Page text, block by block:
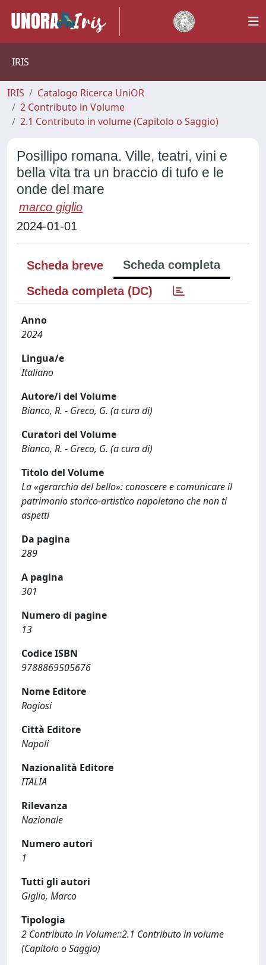
IRIS
IRIS
Catalogo Ricerca UniOR
2 Contributo in Volume
2.1 Contributo in volume (Capitolo o Saggio)
Posillipo romana. Ville, teatri, vini e
bella vita tra un braccio di tufo e le
onde del mare
marco giglio
2024-01-01
Scheda breve
Scheda completa
Scheda completa (DC)
Anno
2024
Lingua/e
Italiano
Autore/i del Volume
Bianco, R. - Greco, G. (a cura di)
Curatori del Volume
Bianco, R. - Greco, G. (a cura di)
Titolo del Volume
La «gerarchia del bello»: conoscere e comunicare il
patrimonio storico-artistico napoletano che non ti
aspetti
Da pagina
289
A pagina
301
Numero di pagine
13
Codice ISBN
9788869505676
Nome Editore
Rogiosi
Città Editore
Napoli
Nazionalità Editore
ITALIA
Rilevanza
Nazionale
Numero autori
1
Tutti gli autori
Giglio, Marco
Tipologia
2 Contributo in Volume::2.1 Contributo in volume
(Capitolo o Saggio)